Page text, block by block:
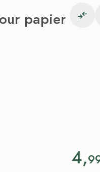
papier
4,